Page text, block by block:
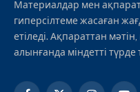
Материалдар мен
гиперсілтеме жасаған
етіледі. Ақпараттан
алынғанда міндетті түрде